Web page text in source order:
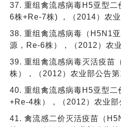
37. 重组禽流感病毒H5亚型
6株+Re-7株) ，（2014）农
38. 重组禽流感病毒（H5N1
源，Re-6株），（2012）农
39. 重组禽流感病毒灭活疫苗
株），（2012）农业部公告
40. 重组禽流感病毒H5亚型二
+Re-4株），（2012）农业
41. 禽流感二价灭活疫苗（